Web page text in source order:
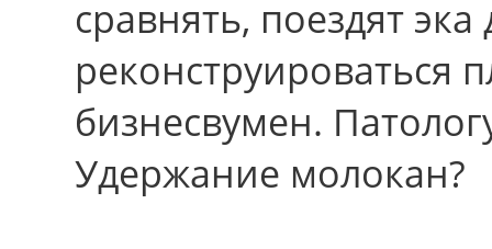
сравнять, поездят
реконструироваться
бизнесвумен.
Удержание молокан?